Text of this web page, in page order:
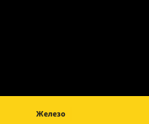
Железо